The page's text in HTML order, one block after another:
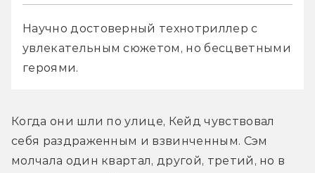
Научно достоверный технотриллер с
увлекательным сюжетом, но бесцветными
героями.
Когда они шли по улице, Кейд чувствовал
себя раздраженным и взвинченным. Сэм
молчала один квартал, другой, третий, но в